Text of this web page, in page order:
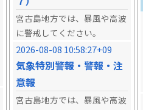
宮古島地方では、暴風や高波
に警戒してください。
2026-08-08 10:58:27+09
気象特別警報・警報・注
意報
宮古島地方では、暴風や高波